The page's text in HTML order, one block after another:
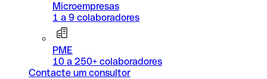
Microempresas
1 a 9 colaboradores
PME
10 a 250+ colaboradores
Contacte um consultor